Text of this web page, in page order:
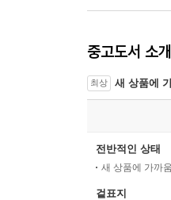
중고도서 소개
최상 새 상품에
전반적인 상태
새 상품에 가까움
겉표지